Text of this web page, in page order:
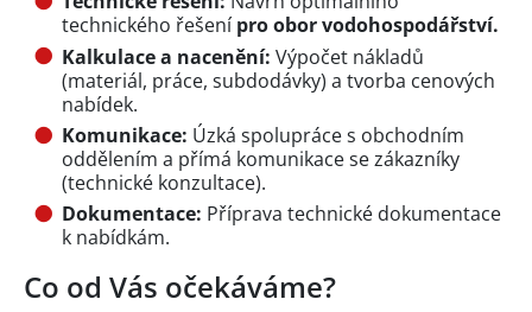
technického řešenípro obor vodohospodářství.
Kalkulace a nacenění: Výpočet nákladů
(materiál, práce, subdodávky) a tvorba cenových
nabídek.
Komunikace: Úzká spolupráce s obchodním
oddělením a přímá komunikace se zákazníky
(technické konzultace).
Dokumentace: Příprava technické dokumentace
k nabídkám.
Co od Vás očekáváme?